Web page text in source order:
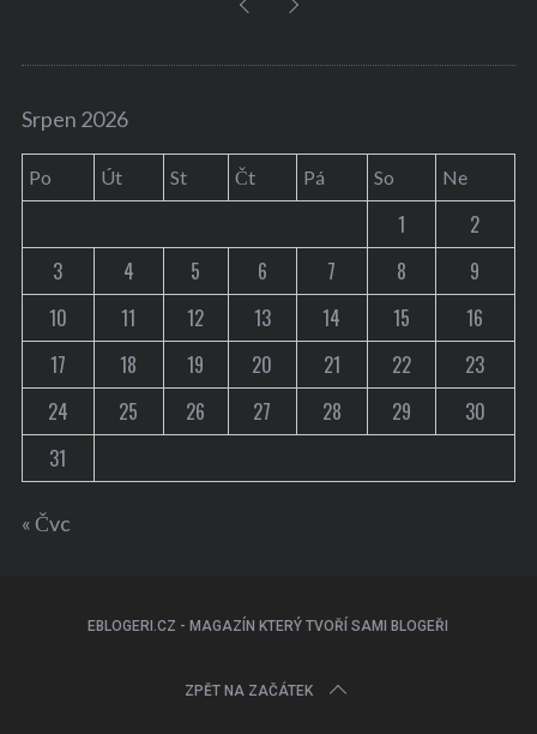
Srpen 2026
Po Út St Čt Pá So Ne
1
2
3
4 5 6 7 8
9
10
11 12 13 14 15
16
17
18 19 20 21 22
23
24
25 26 27 28 29
30
31
« Čvc
EBLOGERI.CZ - MAGAZÍN KTERÝ TVOŘÍ SAMI BLOGEŘI
ZPĚT NA ZAČÁTEK